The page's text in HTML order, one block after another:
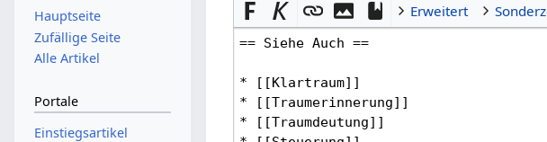
Erweitert
Hauptseite
Zufällige Seite
Alle Artikel
Portale
Einstiegsartikel